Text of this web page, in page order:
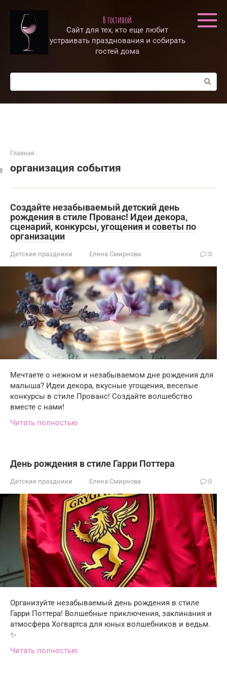
контенту
В гостиной
Сайт для тех, кто еще любит
устраивать празднования и собирать
гостей дома
Поиск:
Главная
организация события
Создайте незабываемый детский день
рождения в стиле Прованс! Идеи декора,
сценарий, конкурсы, угощения и советы по
организации
Детские праздники Елена Смирнова 0
Мечтаете о нежном и незабываемом дне рождения для
малыша? Идеи декора, вкусные угощения, веселые
конкурсы в стиле Прованс! Создайте волшебство
вместе с нами!
Читать полностью
День рождения в стиле Гарри Поттера
Детские праздники Елена Смирнова 0
Организуйте незабываемый день рождения в стиле
Гарри Поттера! Волшебные приключения, заклинания и
атмосфера Хогвартса для юных волшебников и ведьм.
✨
Читать полностью